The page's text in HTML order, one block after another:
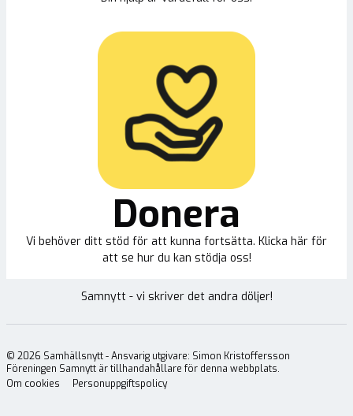
Donera
Vi behöver ditt stöd för att kunna fortsätta. Klicka här för
att se hur du kan stödja oss!
Samnytt - vi skriver det andra döljer!
© 2026 Samhällsnytt - Ansvarig utgivare: Simon Kristoffersson
Föreningen Samnytt är tillhandahållare för denna webbplats.
Om cookies
Personuppgiftspolicy